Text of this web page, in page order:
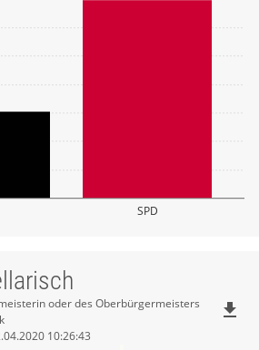
SPD
oder des Oberbürgermeisters
10:26:43
file_download